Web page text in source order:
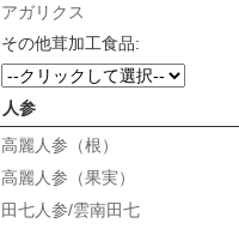
アガリクス
その他茸加工食品:
人参
高麗人参（根）
高麗人参（果実）
田七人参/雲南田七